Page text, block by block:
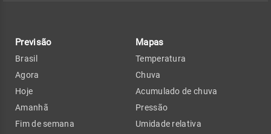
Previsão
Brasil
Agora
Hoje
Amanhã
Fim de semana
Mapas
Temperatura
Chuva
Acumulado de chuva
Pressão
Umidade relativa